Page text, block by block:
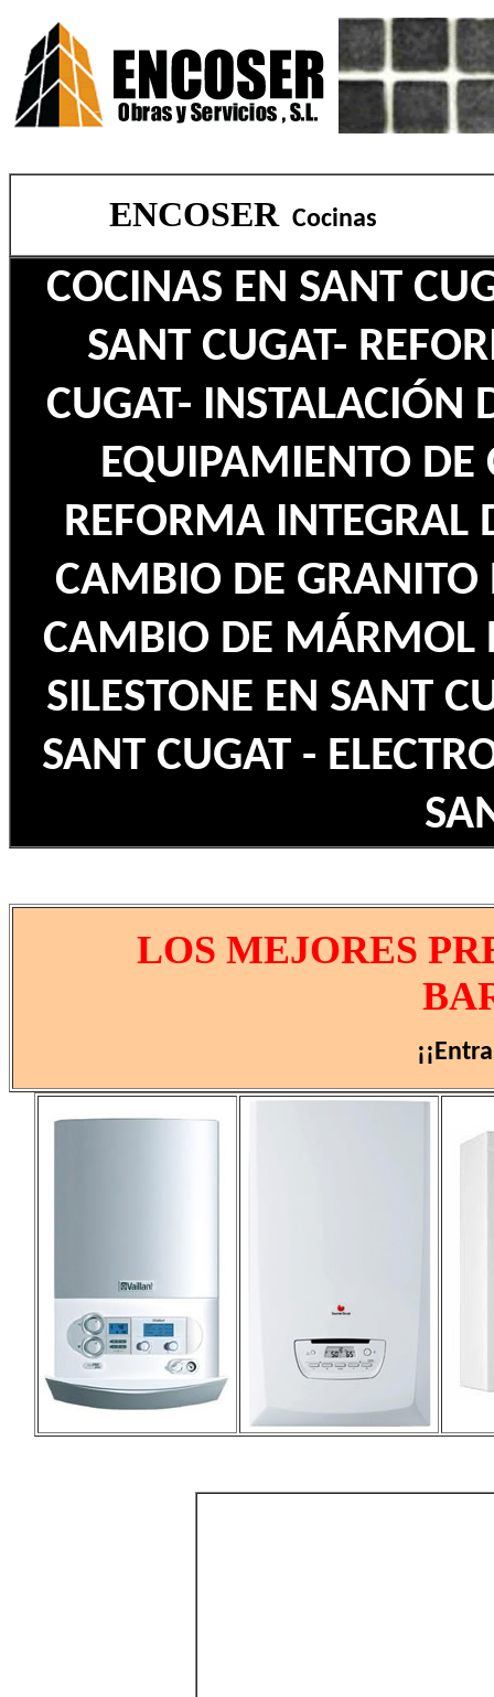
ENCOSER Cocinas
COCINAS EN SANT
SANT CUGAT-
CUGAT- INSTALACIÓN
EQUIPAMIENTO DE
REFORMA INTEGRAL
CAMBIO DE GRANITO
CAMBIO DE MÁRMOL
SILESTONE EN SANT
SANT CUGAT -
LOS MEJORES